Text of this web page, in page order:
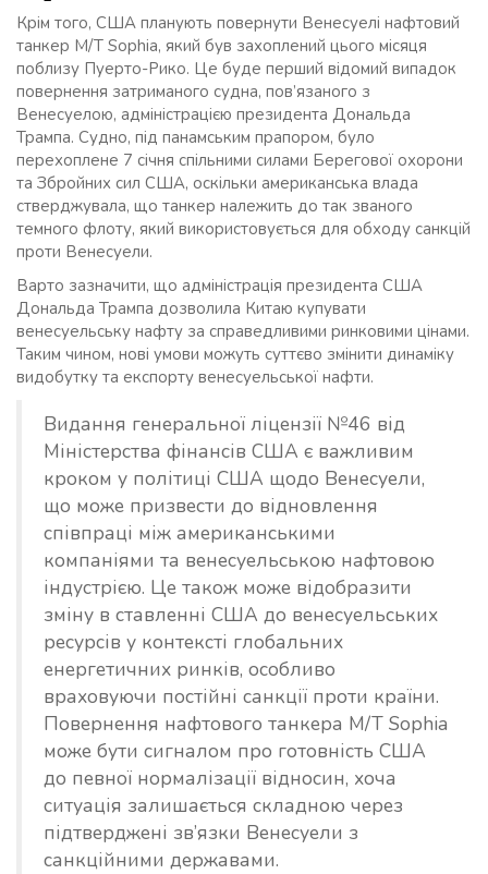
Крім того, США планують повернути Венесуелі нафтовий
танкер M/T Sophia, який був захоплений цього місяця
поблизу Пуерто-Рико. Це буде перший відомий випадок
повернення затриманого судна, пов’язаного з
Венесуелою, адміністрацією президента Дональда
Трампа. Судно, під панамським прапором, було
перехоплене 7 січня спільними силами Берегової охорони
та Збройних сил США, оскільки американська влада
стверджувала, що танкер належить до так званого
темного флоту, який використовується для обходу санкцій
проти Венесуели.
Варто зазначити, що адміністрація президента США
Дональда Трампа дозволила Китаю купувати
венесуельську нафту за справедливими ринковими цінами.
Таким чином, нові умови можуть суттєво змінити динаміку
видобутку та експорту венесуельської нафти.
Видання генеральної ліцензії №46 від
Міністерства фінансів США є важливим
кроком у політиці США щодо Венесуели,
що може призвести до відновлення
співпраці між американськими
компаніями та венесуельською нафтовою
індустрією. Це також може відобразити
зміну в ставленні США до венесуельських
ресурсів у контексті глобальних
енергетичних ринків, особливо
враховуючи постійні санкції проти країни.
Повернення нафтового танкера M/T Sophia
може бути сигналом про готовність США
до певної нормалізації відносин, хоча
ситуація залишається складною через
підтверджені зв’язки Венесуели з
санкційними державами.